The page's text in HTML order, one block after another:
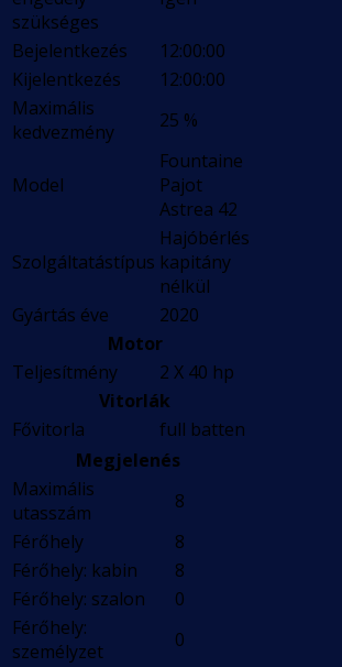
szükséges
Bejelentkezés
12:00:00
Kijelentkezés
12:00:00
Maximális
kedvezmény
25 %
Model
Fountaine
Pajot
Astrea 42
Szolgáltatástípus
Hajóbérlés
kapitány
nélkül
Gyártás éve
2020
Motor
Teljesítmény
2 X 40 hp
Vitorlák
Fővitorla
full batten
Megjelenés
Maximális
utasszám
8
Férőhely
8
Férőhely: kabin
8
Férőhely: szalon
0
Férőhely:
személyzet
0